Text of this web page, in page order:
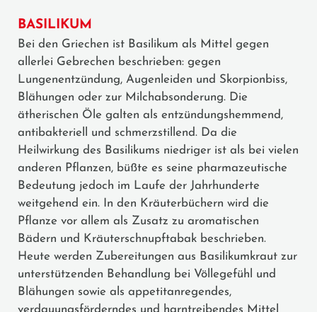
BASILIKUM
Bei den Griechen ist Basilikum als Mittel gegen
allerlei Gebrechen beschrieben: gegen
Lungenentzündung, Augenleiden und Skorpionbiss,
Blähungen oder zur Milchabsonderung. Die
ätherischen Öle galten als entzündungshemmend,
antibakteriell und schmerzstillend. Da die
Heilwirkung des Basilikums niedriger ist als bei vielen
anderen Pflanzen, büßte es seine pharmazeutische
Bedeutung jedoch im Laufe der Jahrhunderte
weitgehend ein. In den Kräuterbüchern wird die
Pflanze vor allem als Zusatz zu aromatischen
Bädern und Kräuterschnupftabak beschrieben.
Heute werden Zubereitungen aus Basilikumkraut zur
unterstützenden Behandlung bei Völlegefühl und
Blähungen sowie als appetitanregendes,